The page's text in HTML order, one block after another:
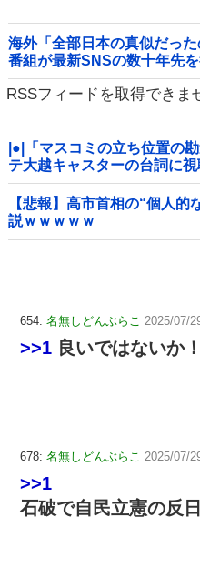
海外「全部日本の真似だっ
番組が最新SNSの数十年先
RSSフィードを取得できま
|●|「マスコミの立ち位置の
テ大越キャスターの台詞に
同列視させようという思惑
【悲報】高市首相の“個人
説ｗｗｗｗｗ
654: 名無しどんぶらこ 2025/07/
>>1 良いではないか
678: 名無しどんぶらこ 2025/07/
>>1
石破で自民立憲の反